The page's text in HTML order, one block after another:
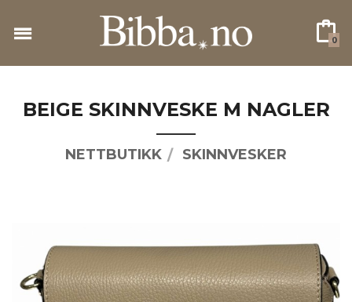
0
BEIGE SKINNVESKE M NAGLER
NETTBUTIKK SKINNVESKER